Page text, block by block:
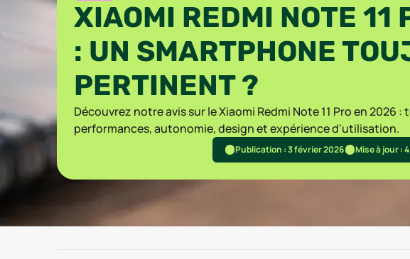
XIAOMI REDMI NOTE 11
: UN SMARTPHONE
PERTINENT ?
Découvrez notre avis sur le Xiaomi Redmi Note 11 Pro en 2026
performances, autonomie, design et expérience d'utilisation.
Publication : 3 février 2026 Mise à jour :